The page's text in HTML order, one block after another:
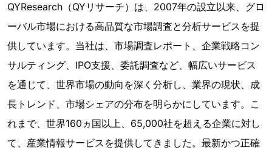
QYResearch（QYリサーチ）は、2007年の設立以来、グロ
ーバル市場における高品質な市場調査と分析サービスを提
供しています。当社は、市場調査レポート、企業戦略コン
サルティング、IPO支援、委託調査など、幅広いサービス
を通じて、世界市場の動向を深く分析し、業界の現状、成
長トレンド、市場シェアの分布を明らかにしています。こ
れまで、世界160ヵ国以上、65,000社を超える企業に対し
て、産業情報サービスを提供してきました。最新かつ正確